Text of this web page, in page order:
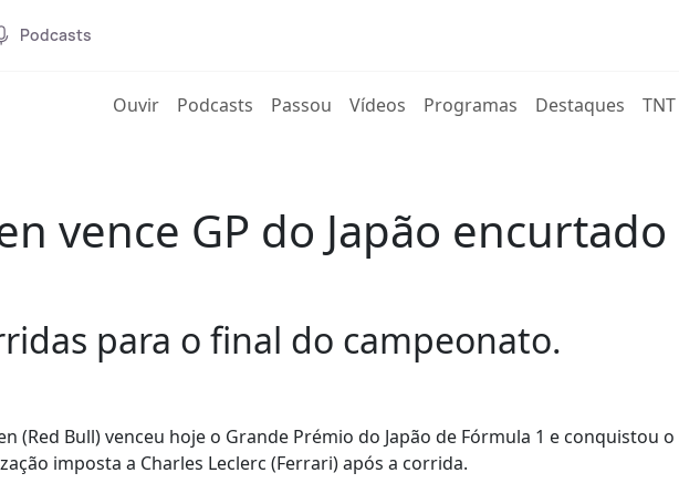
Podcasts
Ouvir(current)
Podcasts Passou Vídeos Programas Destaques TNT
vence GP do Japão
para o final do campeonato.
(Red Bull) venceu hoje o Grande Prémio do Japão de Fórmula 1 e conquistou
imposta a Charles Leclerc (Ferrari) após a corrida.